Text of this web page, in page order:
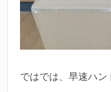
ではでは、早速ハン